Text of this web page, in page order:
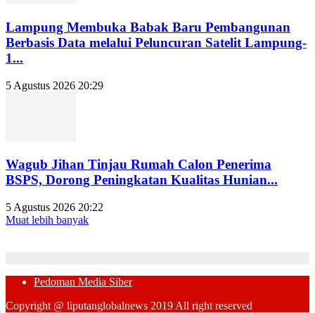
Lampung Membuka Babak Baru Pembangunan
Berbasis Data melalui Peluncuran Satelit Lampung-
1...
5 Agustus 2026 20:29
Wagub Jihan Tinjau Rumah Calon Penerima
BSPS, Dorong Peningkatan Kualitas Hunian...
5 Agustus 2026 20:22
Muat lebih banyak
Pedoman Media Siber
Copyright @ liputanglobalnews 2019 All right reserved